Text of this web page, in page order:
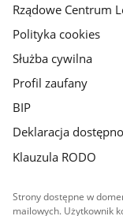
Rządowe Centrum
Polityka cookies
Służba cywilna
Profil zaufany
BIP
Deklaracja
Klauzula RODO
Strony dostępne w
mailowych. Użytkownik